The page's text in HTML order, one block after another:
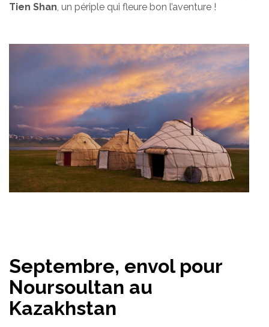
Tien Shan , un périple qui fleure bon l’aventure !
Septembre, envol pour
Noursoultan au
Kazakhstan